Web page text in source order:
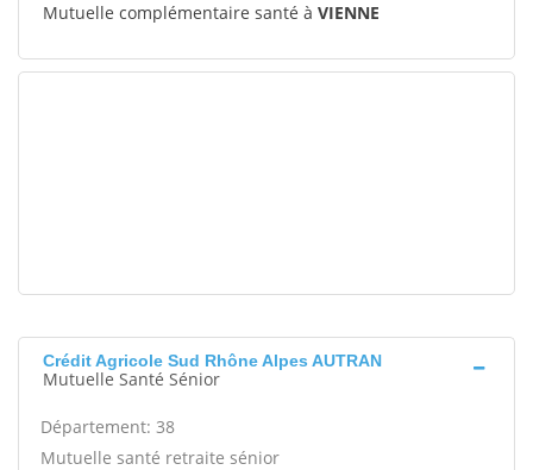
Mutuelle complémentaire santé à VIENNE
Crédit Agricole Sud Rhône Alpes AUTRAN
Mutuelle Santé Sénior
Département: 38
Mutuelle santé retraite sénior